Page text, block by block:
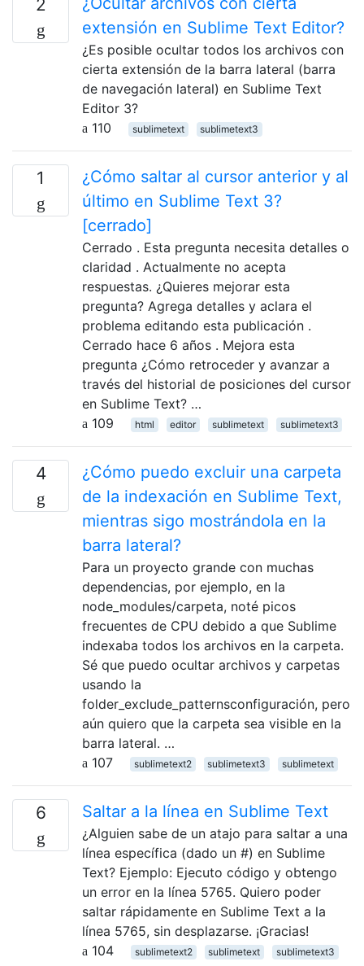
2
extensión en Sublime Text Editor?
¿Es posible ocultar todos los archivos con
cierta extensión de la barra lateral (barra
de navegación lateral) en Sublime Text
Editor 3?
110
sublimetext sublimetext3
1
¿Cómo saltar al cursor anterior y al
último en Sublime Text 3?
[cerrado]
Cerrado . Esta pregunta necesita detalles o
claridad . Actualmente no acepta
respuestas. ¿Quieres mejorar esta
pregunta? Agrega detalles y aclara el
problema editando esta publicación .
Cerrado hace 6 años . Mejora esta
pregunta ¿Cómo retroceder y avanzar a
través del historial de posiciones del cursor
en Sublime Text? …
109
html editor sublimetext sublimetext3
4
¿Cómo puedo excluir una carpeta
de la indexación en Sublime Text,
mientras sigo mostrándola en la
barra lateral?
Para un proyecto grande con muchas
dependencias, por ejemplo, en la
node_modules/carpeta, noté picos
frecuentes de CPU debido a que Sublime
indexaba todos los archivos en la carpeta.
Sé que puedo ocultar archivos y carpetas
usando la
folder_exclude_patternsconfiguración, pero
aún quiero que la carpeta sea visible en la
barra lateral. …
107
sublimetext2 sublimetext3 sublimetext
6 Saltar a la línea en Sublime Text
¿Alguien sabe de un atajo para saltar a una
línea específica (dado un #) en Sublime
Text? Ejemplo: Ejecuto código y obtengo
un error en la línea 5765. Quiero poder
saltar rápidamente en Sublime Text a la
línea 5765, sin desplazarse. ¡Gracias!
104
sublimetext2 sublimetext sublimetext3